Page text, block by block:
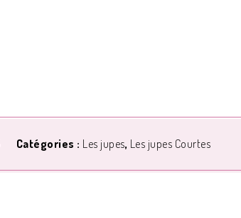
Catégories : Les jupes, Les jupes Courtes